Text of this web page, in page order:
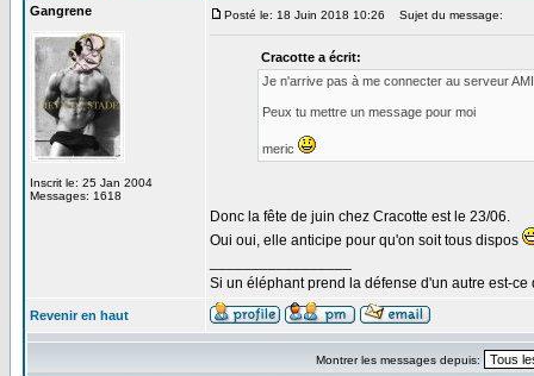
Gangrene
Inscrit le: 25 Jan 2004
Messages: 1618
Posté le: 18 Juin 2018 10:26 Sujet du message:
Cracotte a écrit:
Je n'arrive pas à me connecter au serveur
Peux tu mettre un message pour moi
meric
Donc la fête de juin chez Cracotte est le 23/06.
Oui oui, elle anticipe pour qu'on soit tous dispos
Si un éléphant prend la défense d'un autre est-ce
Revenir en haut
Montrer les messages depuis: